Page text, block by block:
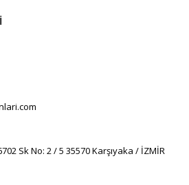
Sk No: 2 / 5 35570 Karşıyaka / İZMİR